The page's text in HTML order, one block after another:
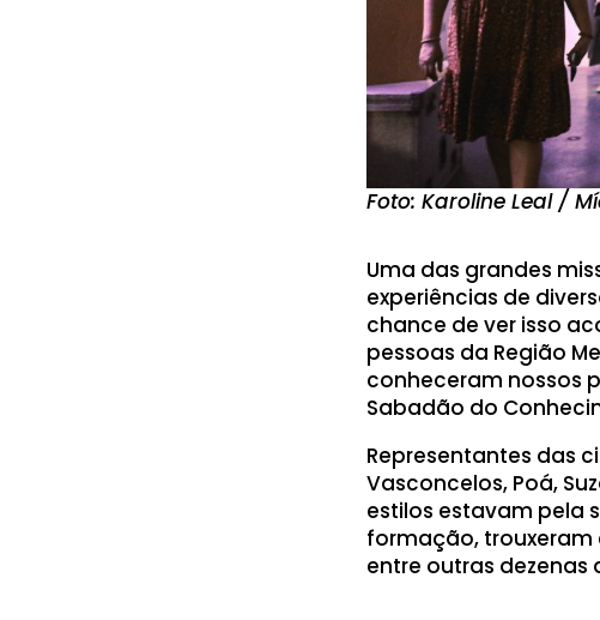
Foto: Karoline Leal /
Uma das grandes
experiências de
chance de ver isso
pessoas da Região
conheceram nossos
Sabadão do
Representantes das
Vasconcelos, Poá,
estilos estavam pela
formação, trouxeram
entre outras dezenas